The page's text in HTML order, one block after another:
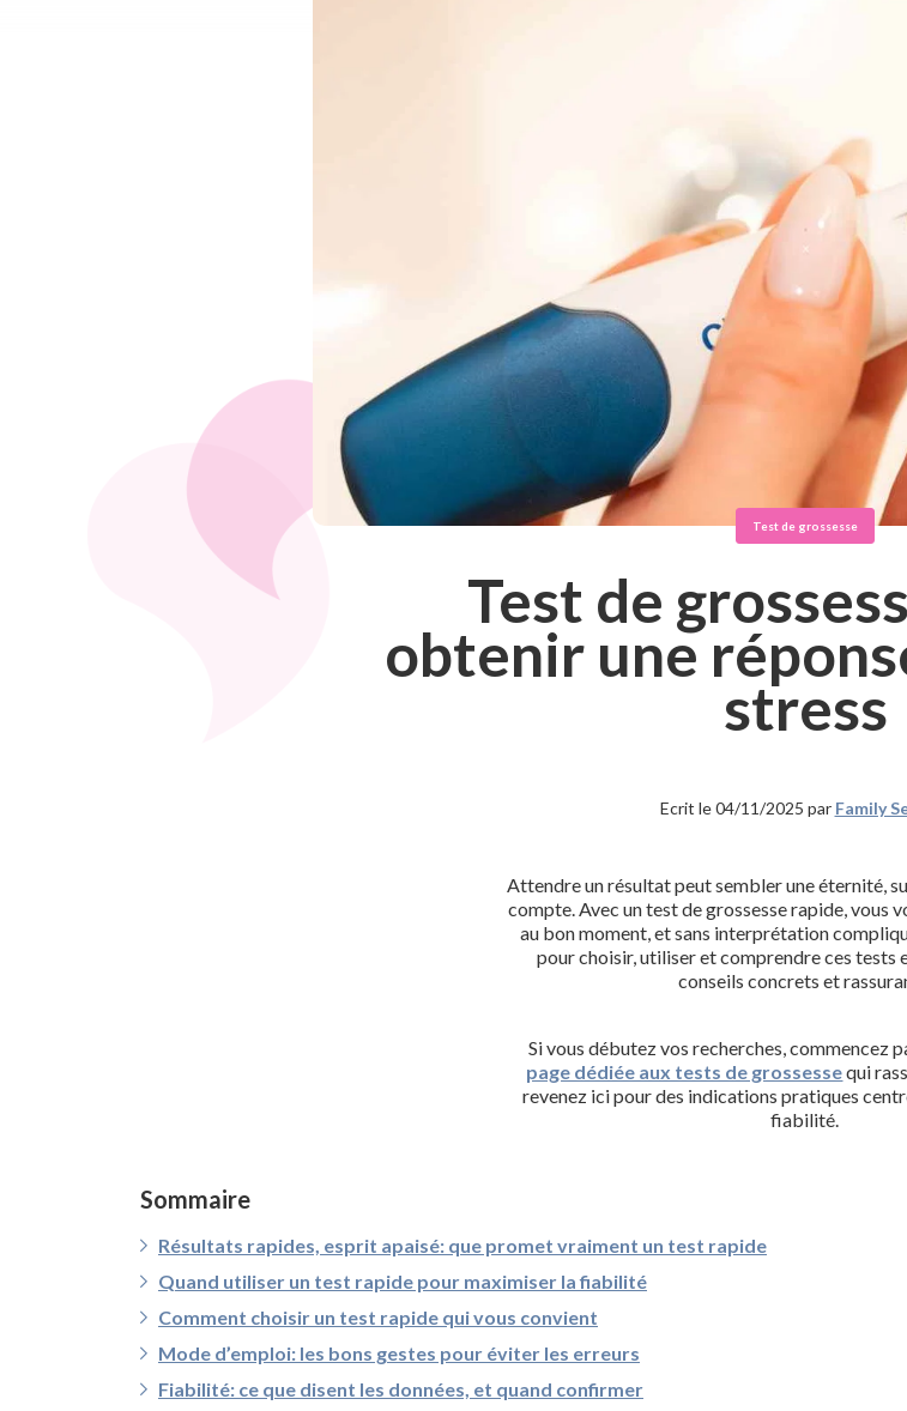
Test de grossesse
Test de
obtenir une
stress
Ecrit le 04/11/2025 par Family
Attendre un résultat peut sembler une éternité,
compte. Avec un test de grossesse rapide, vous
au bon moment, et sans interprétation
pour choisir, utiliser et comprendre ces tests
conseils concrets et
Si vous débutez vos recherches, commencez
page dédiée aux tests de grossessequi
revenez ici pour des indications pratiques
fiabilité.
Sommaire
Résultats rapides, esprit apaisé: que promet vraiment un test rapide
Quand utiliser un test rapide pour maximiser la fiabilité
Comment choisir un test rapide qui vous convient
Mode d’emploi: les bons gestes pour éviter les erreurs
Fiabilité: ce que disent les données, et quand confirmer